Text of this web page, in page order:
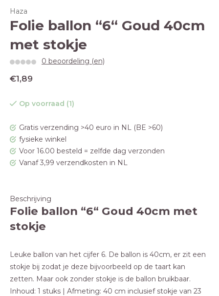
Haza
Folie ballon “6“ Goud 40cm
met stokje
0 beoordeling (en)
€1,89
Op voorraad (1)
Gratis verzending >40 euro in NL (BE >60)
fysieke winkel
Voor 16.00 besteld = zelfde dag verzonden
Vanaf 3,99 verzendkosten in NL
Beschrijving
Folie ballon “6“ Goud 40cm met
stokje
Leuke ballon van het cijfer 6. De ballon is 40cm, er zit een
stokje bij zodat je deze bijvoorbeeld op de taart kan
zetten. Maar ook zonder stokje is de ballon bruikbaar.
Inhoud: 1 stuks | Afmeting: 40 cm inclusief stokje van 23